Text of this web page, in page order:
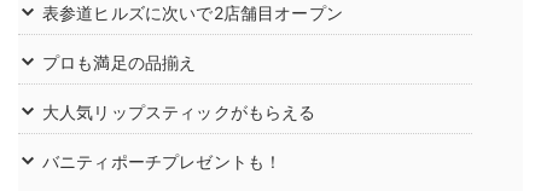
表参道ヒルズに次いで2店舗目オープン
プロも満足の品揃え
大人気リップスティックがもらえる
バニティポーチプレゼントも！